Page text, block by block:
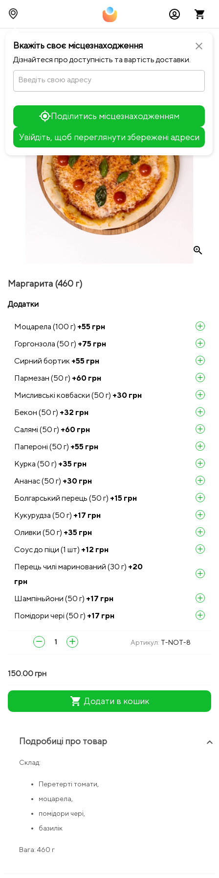
close
Вкажіть своє місцезнаходження
Дізнайтеся про доступність та вартість доставки.
Введіть свою адресу
Поділитись місцезнаходженням
Увійдіть, щоб переглянути збережені адреси
chevron_leftПовернутися до Notino Sushi-Pizza
zoom_in
Маргарита (460 г)
Додатки
Моцарела (100 г) +55 грн add
Горгонзола (50 г) +75 грн add
Сирний бортик +55 грн add
Пармезан (50 г) +60 грн add
Мисливські ковбаски (50 г) +30 грн add
Бекон (50 г) +32 грн add
Салямі (50 г) +60 грн add
Папероні (50 г) +55 грн add
Курка (50 г) +35 грн add
Ананас (50 г) +30 грн add
Болгарський перець (50 г) +15 грн add
Кукурудза (50 г) +17 грн add
Оливки (50 г) +35 грн add
Соус до піци (1 шт) +12 грн add
Перець чилі маринований (30 г) +20
грн
add
Шампіньйони (50 г) +17 грн add
Помідори чері (50 г) +17 грн add
remove add Артикул: T-NOT-8
150.00 грн
shopping_cart Додати в кошик
Подробиці про товар keyboard_arrow_up
Склад:
Перетерті томати,
моцарела,
помідори чері,
базилік
Вага: 460 г